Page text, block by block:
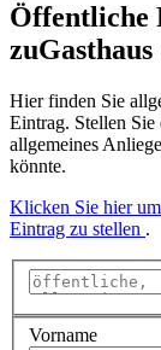
Öffentliche
zu
Hier finden Sie
Eintrag. Stellen
allgemeines
könnte.
Klicken Sie hier
Eintrag zu stellen .
Vorname